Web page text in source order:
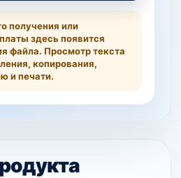
получения или
здесь появится
файла. Просмотр текста
копирования,
и печати.